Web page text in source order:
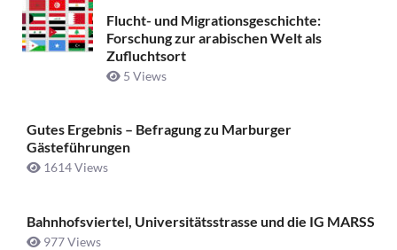
Flucht- und Migrationsgeschichte:
Forschung zur arabischen Welt als
Zufluchtsort
5 Views
Gutes Ergebnis – Befragung zu Marburger
Gästeführungen
1614 Views
Bahnhofsviertel, Universitätsstrasse und die IG MARSS
977 Views